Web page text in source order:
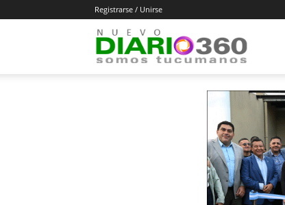
Registrarse / Unirse
Diario
360